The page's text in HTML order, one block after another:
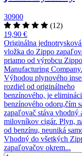
30900
(12)
19,90 €
Originálna
vložka do Zippo
priamo od výrobcu Zippo
Manufacturing Company.
Výhodou plynového
rozdiel od originálneho
benzínového, je
benzínového odoru,čím
zapaľovač stáva vhodný
milovníkov cigár. Plyn,
od benzínu, neuniká
Vhodný do všetkých
zapaľovačov okrem...